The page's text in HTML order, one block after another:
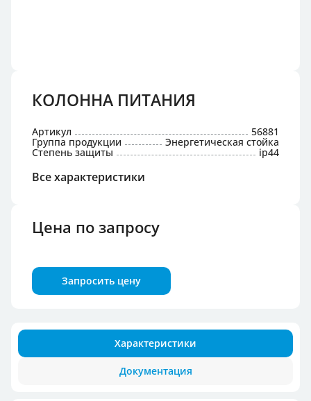
КОЛОННА ПИТАНИЯ
Артикул 56881
Группа продукции Энергетическая стойка
Степень защиты ip44
Все характеристики
Цена по запросу
Запросить цену
Характеристики
Документация